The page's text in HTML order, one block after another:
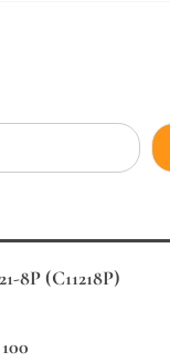
8P (C11218P)